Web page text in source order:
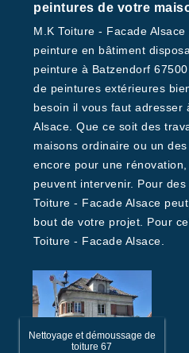
peintures de votre
M.K Toiture - Facade
peinture en bâtiment
peinture à Batzendorf
de peintures extérieures
besoin il vous faut adresser
Alsace. Que ce soit des
maisons ordinaire ou un
encore pour une
peuvent intervenir. Pour
Toiture - Facade Alsace
bout de votre projet. Pour
Toiture - Facade Alsace.
Nettoyage et démoussage de
toiture 67